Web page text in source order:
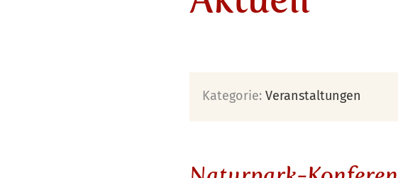
Kategorie: Veranstaltungen